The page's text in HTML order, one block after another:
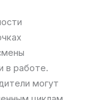
в работе.
могут